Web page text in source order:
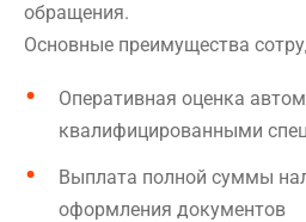
обращения.
Основные преимущества
Оперативная оценка
квалифицированными
Выплата полной суммы
оформления документов